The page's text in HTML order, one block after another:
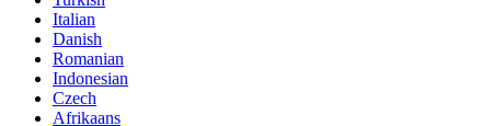
Italian
Danish
Romanian
Indonesian
Czech
Afrikaans